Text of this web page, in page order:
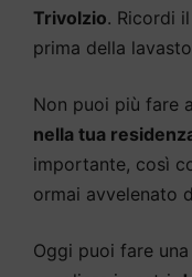
Trivolzio. Ricordi
prima della
Non puoi più fare
nella tua
importante, così
ormai avvelenato
Oggi puoi fare